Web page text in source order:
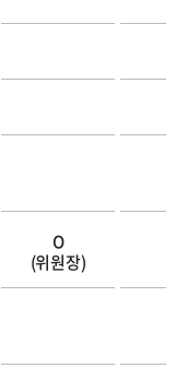
O
(위원장)